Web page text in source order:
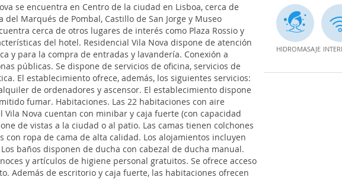
se encuentra en Centro de la ciudad en Lisboa, cerca de
del Marqués de Pombal, Castillo de San Jorge y Museo
cerca de otros lugares de interés como Plaza Rossio y
del hotel. Residencial Vila Nova dispone de atención
y para la compra de entradas y lavandería. Conexión a
públicas. Se dispone de servicios de oficina, servicios de
El establecimiento ofrece, además, los siguientes servicios:
de ordenadores y ascensor. El establecimiento dispone
fumar. Habitaciones. Las 22 habitaciones con aire
Vila Nova cuentan con minibar y caja fuerte (con capacidad
de vistas a la ciudad o al patio. Las camas tienen colchones
con ropa de cama de alta calidad. Los alojamientos incluyen
baños disponen de ducha con cabezal de ducha manual.
y artículos de higiene personal gratuitos. Se ofrece acceso
Además de escritorio y caja fuerte, las habitaciones ofrecen
HIDROMASAJE